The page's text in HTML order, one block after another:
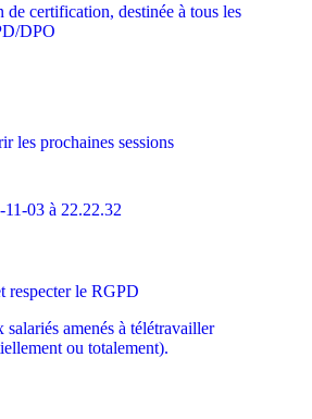
de certification, destinée à tous les
DPO
les prochaines sessions
respecter le RGPD
amenés à télétravailler
ou totalement).